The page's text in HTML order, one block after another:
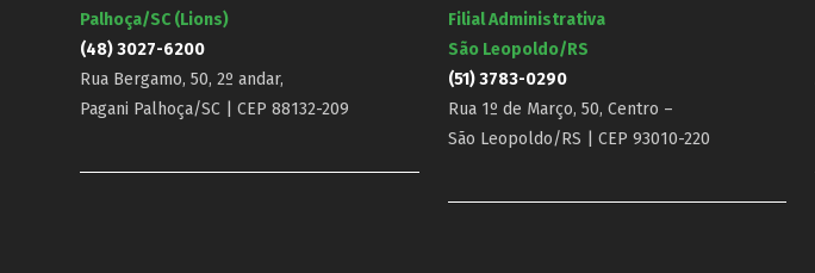
Palhoça/SC (Lions)
(48) 3027-6200
Rua Bergamo, 50, 2º andar,
Pagani Palhoça/SC | CEP 88132-209
Filial Administrativa
São Leopoldo/RS
(51) 3783-0290
Rua 1º de Março, 50, Centro –
São Leopoldo/RS | CEP 93010-220